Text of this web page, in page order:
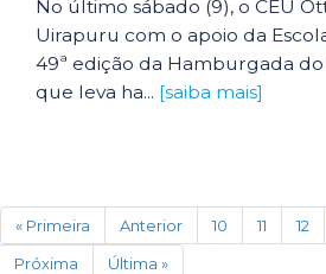
No último sábado (9), o CEU
Uirapuru com o apoio da
49ª edição da Hamburgada do
que leva ha... [saiba mais]
« Primeira Anterior 10 11 12
Próxima
Última »